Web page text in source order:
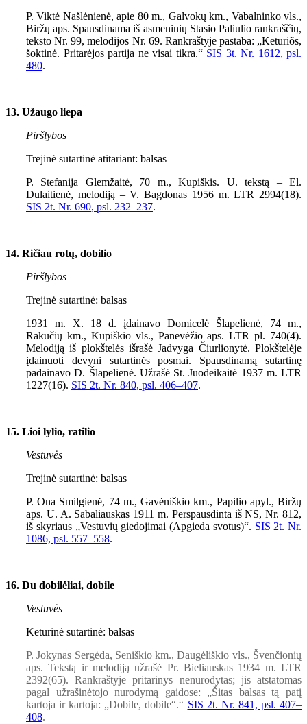
P. Viktė Našlėnienė, apie 80 m., Galvokų km., Vabalninko vls.,
Biržų aps. Spausdinama iš asmeninių Stasio Paliulio rankraščių,
teksto Nr.99, melodijos Nr. 69. Rankraštyje pastaba: „Keturiõs,
šoktinė. Pritarėjos partija ne visai tikra.“ SIS 3t. Nr. 1612, psl.
480.
13. Užaugo liepa
Piršlybos
Trejinė sutartinė atitariant: balsas
P. Stefanija Glemžaitė, 70 m., Kupiškis. U. tekstą – El.
Dulaitienė, melodiją – V. Bagdonas 1956m. LTR 2994(18).
SIS 2t. Nr. 690, psl. 232–237.
14. Ričiau rotų, dobilio
Piršlybos
Trejinė sutartinė: balsas
1931 m. X. 18 d. įdainavo Domicelė Šlapelienė, 74 m.,
Rakučių km., Kupiškio vls., Panevėžio aps. LTR pl. 740(4).
Melodiją iš plokštelės išrašė Jadvyga Čiurlionytė. Plokštelėje
įdainuoti devyni sutartinės posmai. Spausdinamą sutartinę
padainavo D. Šlapelienė. Užrašė St. Juodeikaitė 1937 m. LTR
1227(16). SIS 2t. Nr. 840, psl. 406–407.
15. Lioi lylio, ratilio
Vestuvės
Trejinė sutartinė: balsas
P. Ona Smilgienė, 74 m., Gavėniškio km., Papilio apyl., Biržų
aps. U. A. Sabaliauskas 1911 m. Perspausdinta iš NS, Nr. 812,
iš skyriaus „Vestuvių giedojimai (Apgieda svotus)“. SIS 2t. Nr.
1086, psl. 557–558.
16. Du dobilėliai, dobile
Vestuvės
Keturinė sutartinė: balsas
P. Jokynas Sergėda, Seniškio km., Daugėliškio vls., Švenčionių
aps. Tekstą ir melodiją užrašė Pr. Bieliauskas 1934 m. LTR
2392(65). Rankraštyje pritarinys nenurodytas; jis atstatomas
pagal užrašinėtojo nurodymą gaidose: „Šitas balsas tą patį
kartoja ir kartoja: „Dobile, dobile“.“ SIS 2t. Nr. 841, psl. 407–
408.